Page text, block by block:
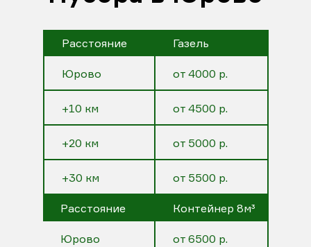
Расстояние
Юрово
+10 км
+20 км
+30 км
Газель
от 4000 р.
от 4500 р.
от 5000 р.
от 5500 р.
Расстояние
Юрово
Контейнер 8м³
от 6500 р.